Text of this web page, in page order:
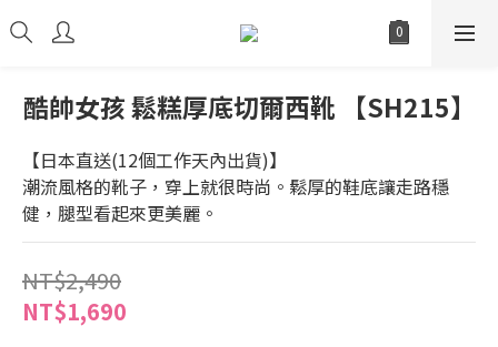
酷帥女孩 鬆糕厚底切爾西靴 【SH215】
【日本直送(12個工作天內出貨)】
潮流風格的靴子，穿上就很時尚。鬆厚的鞋底讓走路穩
健，腿型看起來更美麗。
NT$2,490
NT$1,690